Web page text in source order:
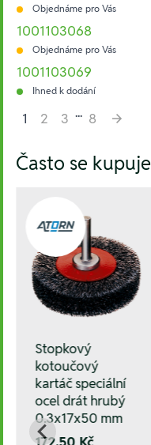
Objednáme pro Vás
1001103068
Objednáme pro Vás
1001103069
Ihned k dodání
1
2 3 ... 8
Často se
Stopkový
kotoučový
kartáč speciální
ocel drát hrubý
0.3x17x50 mm